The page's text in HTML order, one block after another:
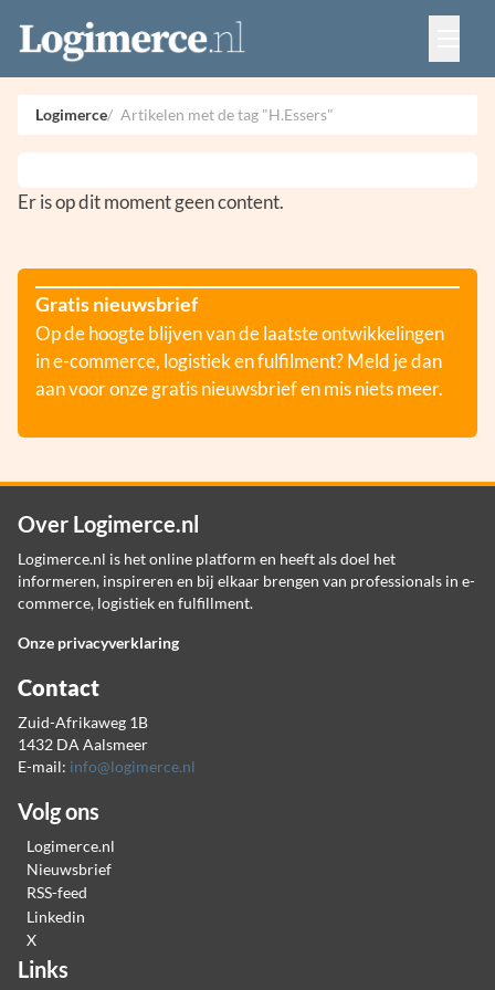
Vacatures
Events
Adverteren
Partners
Logimerce Artikelen met de tag "H.Essers"
Er is op dit moment geen content.
Gratis nieuwsbrief
Op de hoogte blijven van de laatste ontwikkelingen
in e-commerce, logistiek en fulfilment? Meld je dan
aan voor onze gratis nieuwsbrief en mis niets meer.
Over Logimerce.nl
Logimerce.nl is het online platform en heeft als doel het
informeren, inspireren en bij elkaar brengen van professionals in e-
commerce, logistiek en fulfillment.
Onze privacyverklaring
Contact
Zuid-Afrikaweg 1B
1432 DA Aalsmeer
E-mail: info@logimerce.nl
Volg ons
Logimerce.nl
Nieuwsbrief
RSS-feed
Linkedin
X
Links